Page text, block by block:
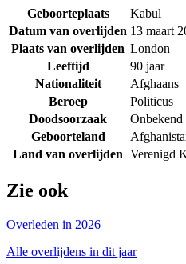
Geboorteplaats
Kabul
Datum van overlijden 13 maart
Plaats van overlijden London
Leeftijd
90 jaar
Nationaliteit
Afghaans
Beroep
Politicus
Doodsoorzaak
Onbekend
Geboorteland
Land van overlijden Verenigd
Zie ook
Overleden in 2026
Alle overlijdens in dit jaar